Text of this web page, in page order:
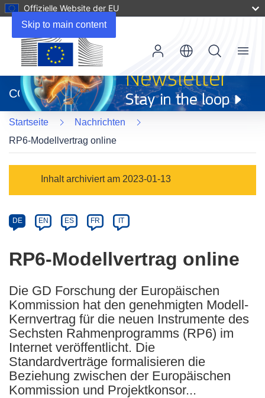
Skip to main content
Offizielle Website der EU
neuem
Fenster)
CORDIS
Menu
Startseite
Nachrichten
RP6-Modellvertrag online
Category
Inhalt archiviert am 2023-01-13
Article
available
the
languages:
DE EN ES FR IT
RP6-Modellvertrag online
Die GD Forschung der Europäischen
Kommission hat den genehmigten Modell-
Kernvertrag für die neuen Instrumente des
Sechsten Rahmenprogramms (RP6) im
Internet veröffentlicht. Die
Standardverträge formalisieren die
Beziehung zwischen der Europäischen
Kommission und Projektkonsor...